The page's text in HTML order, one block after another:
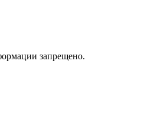
запрещено.